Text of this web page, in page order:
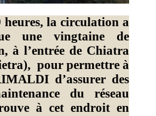
heures, la circulation a
une vingtaine de
à l’entrée de Chiatra
pour permettre à
d’assurer des
du réseau
à cet endroit en